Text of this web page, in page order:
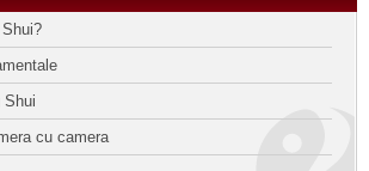
Shui
cu camera